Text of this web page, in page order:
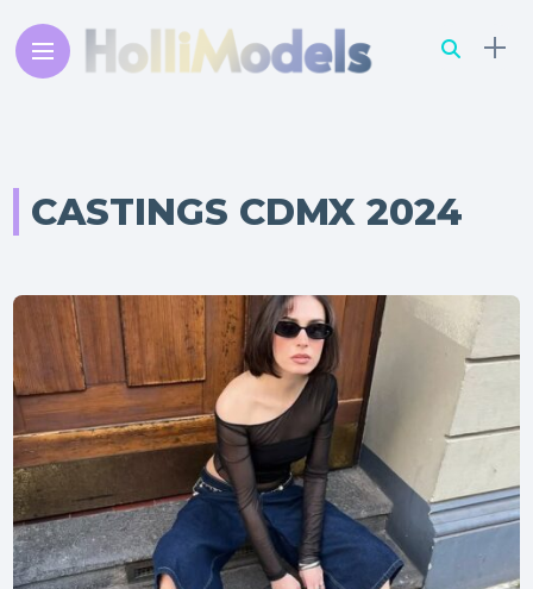
CASTINGS CDMX 2024